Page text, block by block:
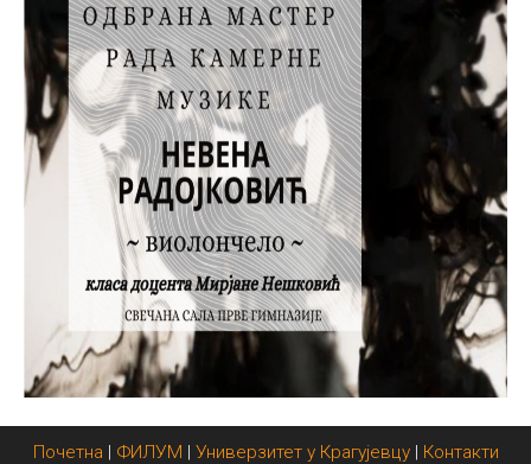
Почетна | ФИЛУМ | Универзитет у Крагујевцу| Контакти